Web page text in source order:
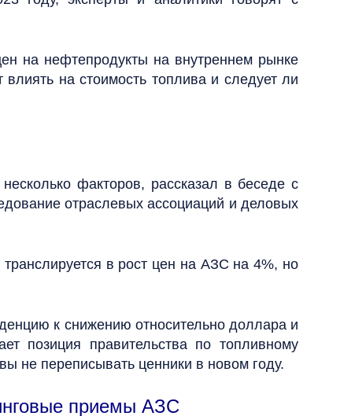
на нефтепродукты на внутреннем рынке
на стоимость топлива и следует ли
факторов, рассказал в беседе с
отраслевых ассоциаций и деловых
в рост цен на АЗС на 4%, но
к снижению относительно доллара и
позиция правительства по топливному
не переписывать ценники в новом году.
приемы АЗС